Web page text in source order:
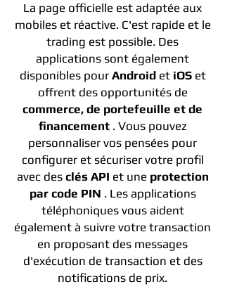
La page officielle est adaptée aux
mobiles et réactive. C'est rapide et le
trading est possible. Des
applications sont également
disponibles pour Androidet iOSet
offrent des opportunités de
commerce, de portefeuille et de
financement. Vous pouvez
personnaliser vos pensées pour
configurer et sécuriser votre profil
avec des clés API et une protection
par code PIN . Les applications
téléphoniques vous aident
également à suivre votre transaction
en proposant des messages
d'exécution de transaction et des
notifications de prix.